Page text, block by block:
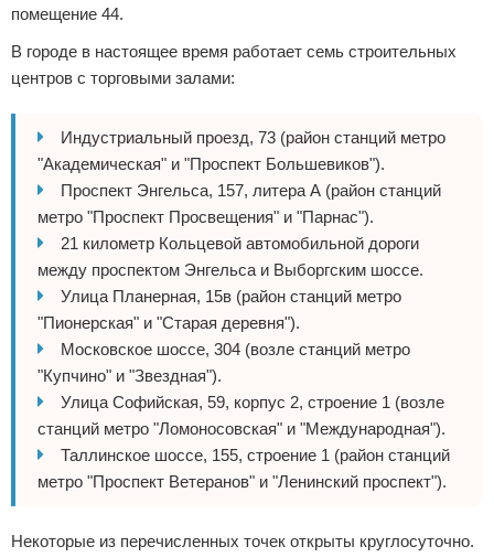
помещение 44.
В городе в настоящее время работает семь строительных
центров с торговыми залами:
Индустриальный проезд, 73 (район станций метро
"Академическая" и "Проспект Большевиков").
Проспект Энгельса, 157, литера А (район станций
метро "Проспект Просвещения" и "Парнас").
21 километр Кольцевой автомобильной дороги
между проспектом Энгельса и Выборгским шоссе.
Улица Планерная, 15в (район станций метро
"Пионерская" и "Старая деревня").
Московское шоссе, 304 (возле станций метро
"Купчино" и "Звездная").
Улица Софийская, 59, корпус 2, строение 1 (возле
станций метро "Ломоносовская" и "Международная").
Таллинское шоссе, 155, строение 1 (район станций
метро "Проспект Ветеранов" и "Ленинский проспект").
Некоторые из перечисленных точек открыты круглосуточно.